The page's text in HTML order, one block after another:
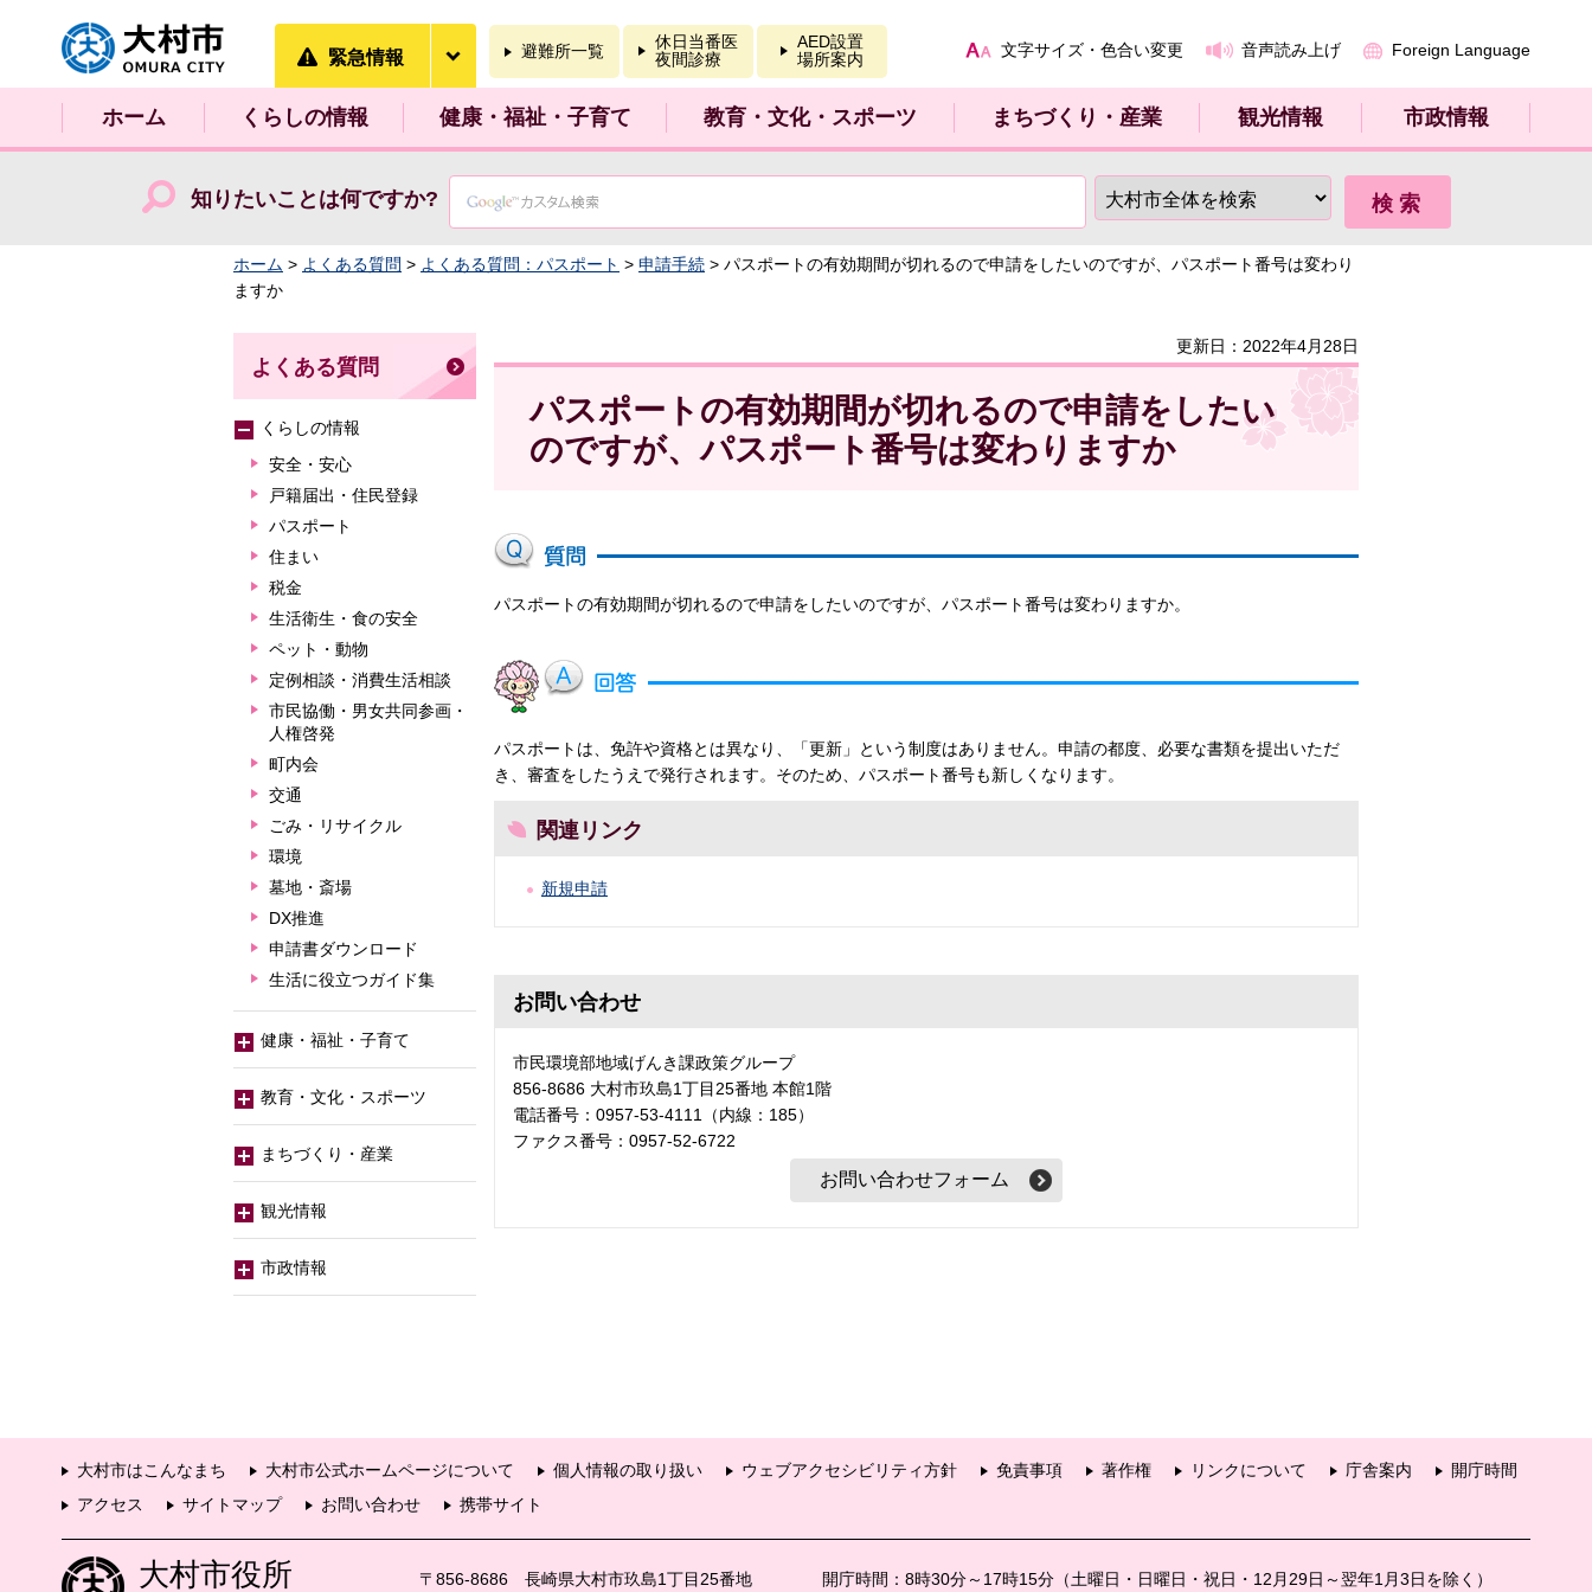
大村市
緊急情報 避難所一覧
休日当番医
夜間診療
AED設置
場所案内
文字サイズ・色合い変更 音声読み上げ Foreign Language
ホーム くらしの情報 健康・福祉・子育て 教育・文化・スポーツ まちづくり・産業 観光情報 市政情報
知りたいことは何ですか?
ホーム > よくある質問 > よくある質問：パスポート > 申請手続 > パスポートの有効期間が切れるので申請をしたいのですが、パスポート番号は変わり
ますか
更新日：2022年4月28日
パスポートの有効期間が切れるので申請をしたい
のですが、パスポート番号は変わりますか
パスポートの有効期間が切れるので申請をしたいのですが、パスポート番号は変わりますか。
パスポートは、免許や資格とは異なり、「更新」という制度はありません。申請の都度、必要な書類を提出いただ
き、審査をしたうえで発行されます。そのため、パスポート番号も新しくなります。
関連リンク
新規申請
お問い合わせ
市民環境部地域げんき課政策グループ
856-8686 大村市玖島1丁目25番地 本館1階
電話番号：0957-53-4111（内線：185）
ファクス番号：0957-52-6722
よくある質問
くらしの情報
安全・安心
戸籍届出・住民登録
パスポート
住まい
税金
生活衛生・食の安全
ペット・動物
定例相談・消費生活相談
市民協働・男女共同参画・
人権啓発
町内会
交通
ごみ・リサイクル
環境
墓地・斎場
DX推進
申請書ダウンロード
生活に役立つガイド集
健康・福祉・子育て
教育・文化・スポーツ
まちづくり・産業
観光情報
市政情報
大村市はこんなまち 大村市公式ホームページについて 個人情報の取り扱い ウェブアクセシビリティ方針 免責事項 著作権 リンクについて 庁舎案内
開庁時間
アクセス
サイトマップ お問い合わせ 携帯サイト
大村市役所 〒856-8686 長崎県大村市玖島1丁目25番地 開庁時間：8時30分～17時15分（土曜日・日曜日・祝日・12月29日～翌年1月3日を除く）